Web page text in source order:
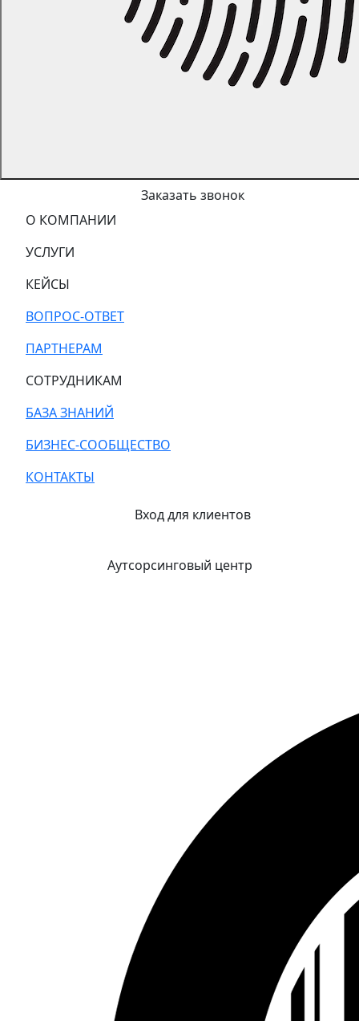
Заказать звонок
О КОМПАНИИ
УСЛУГИ
КЕЙСЫ
ВОПРОС-ОТВЕТ
ПАРТНЕРАМ
СОТРУДНИКАМ
БАЗА ЗНАНИЙ
БИЗНЕС-СООБЩЕСТВО
КОНТАКТЫ
Вход для клиентов
Аутсорсинговый центр